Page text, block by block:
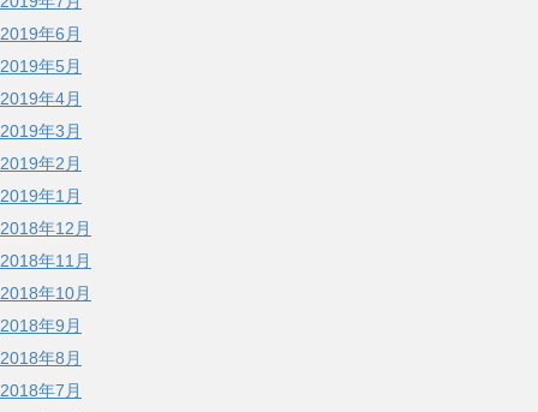
2019年6月
2019年5月
2019年4月
2019年3月
2019年2月
2019年1月
2018年12月
2018年11月
2018年10月
2018年9月
2018年8月
2018年7月